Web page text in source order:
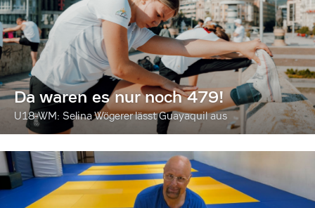
Da waren es nur noch 479!
U18-WM: Selina Wögerer lässt Guayaquil aus